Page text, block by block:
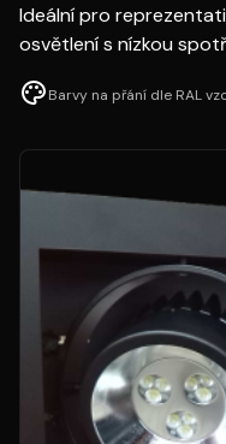
Ideální pro
osvětlení s nízkou
Barvy na přání dle RAL